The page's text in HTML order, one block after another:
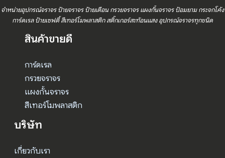
จำหน่ายอุปกรณ์จราจร ป้ายจราจร ป้ายเตือน กรวยจราจร แผงกั้นจราจร ป้อมยาม กระจกโค้ง
การ์ดเรล ป้ายเซฟตี้ สีเทอร์โมพลาสติก สติ๊กเกอร์สะท้อนแสง อุปกรณ์จราจรทุกชนิด
สินค้าขายดี
การ์ดเรล
กรวยจราจร
แผงกั้นจราจร
สีเทอร์โมพลาสติก
บริษัท
เกี่ยวกับเรา